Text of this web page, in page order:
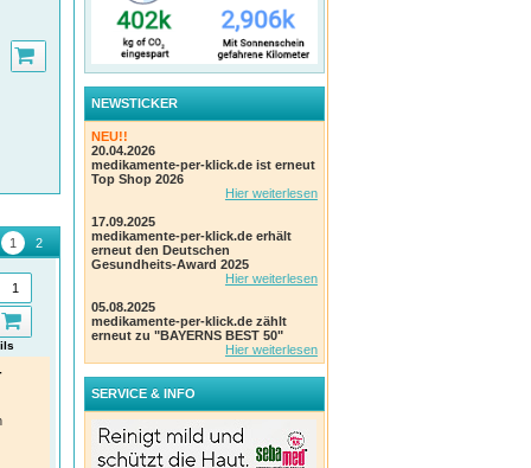
Mrd.Bakterien+7 Vitamine
Einheit: 40 Stk Kapseln
: 14025386
Details
PZN:
NEWSTICKER
NEU!!
20.04.2026
medikamente-per-klick.de ist erneut
Top Shop 2026
Hier weiterlesen
17.09.2025
medikamente-per-klick.de erhält
erneut den Deutschen
Gesundheits-Award 2025
Hier weiterlesen
05.08.2025
medikamente-per-klick.de zählt
erneut zu "BAYERNS BEST 50"
Hier weiterlesen
SERVICE & INFO